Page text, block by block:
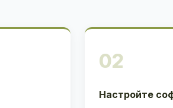
02
Настройте